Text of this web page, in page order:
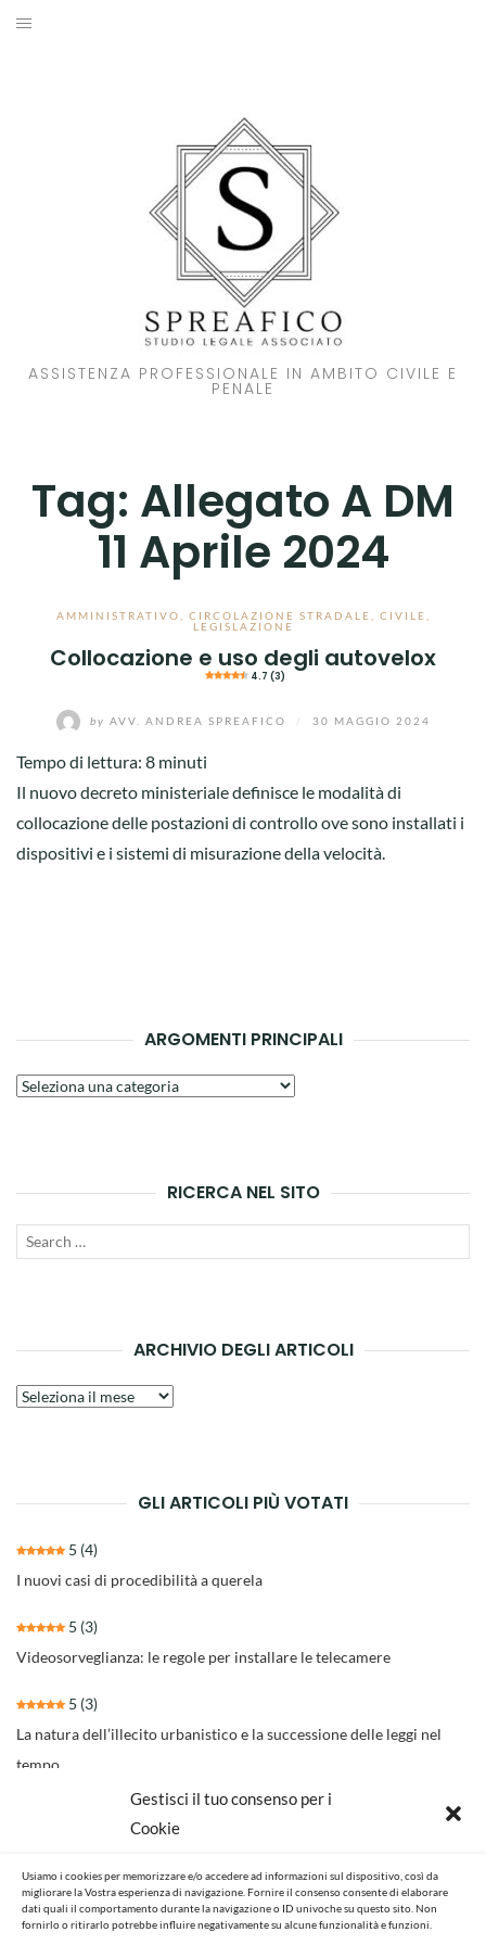
Gestisci il tuo consenso per i
Cookie
Usiamo i cookies per memorizzare e/o accedere ad informazioni sul dispositivo, così da
migliorare la Vostra esperienza di navigazione. Fornire il consenso consente di elaborare
dati quali il comportamento durante la navigazione o ID univoche su questo sito. Non
fornirlo o ritirarlo potrebbe influire negativamente su alcune funzionalità e funzioni.
Skip
ASSISTENZA PROFESSIONALE IN AMBITO CIVILE E
PENALE
Tag: Allegato A DM
11 Aprile 2024
AMMINISTRATIVO CIRCOLAZIONE STRADALE CIVILE
LEGISLAZIONE
Collocazione e uso degli autovelox
4.7 (3)
by AVV. ANDREA SPREAFICO 30 MAGGIO 2024
Tempo di lettura: 8 minuti
Il nuovo decreto ministeriale definisce le modalità di
collocazione delle postazioni di controllo ove sono installati i
dispositivi e i sistemi di misurazione della velocità.
ARGOMENTI PRINCIPALI
Argomenti
RICERCA NEL SITO
Search
ARCHIVIO DEGLI ARTICOLI
Archivio
GLI ARTICOLI PIÙ VOTATI
5 (4)
I nuovi casi di procedibilità a querela
5 (3)
Videosorveglianza: le regole per installare le telecamere
5 (3)
La natura dell’illecito urbanistico e la successione delle leggi nel
tempo
4.6 (14)
NOVITA’ NORMATIVE E GIURISPRUDENZIALI